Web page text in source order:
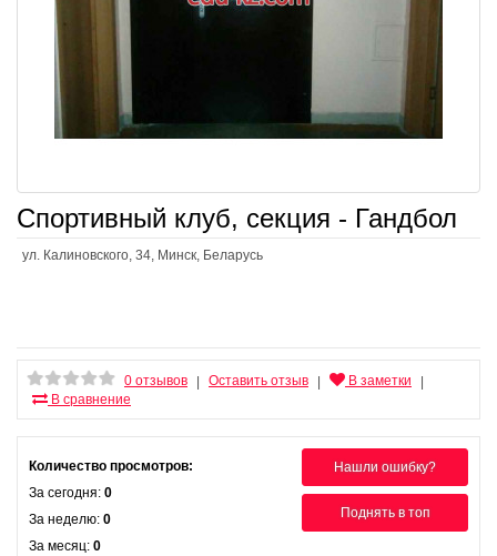
Спортивный клуб, секция - Гандбол
ул. Калиновского, 34, Минск, Беларусь
0 отзывов Оставить отзыв В заметки
В сравнение
Нашли ошибку?
Поднять в топ
Количество просмотров:
За сегодня: 0
За неделю: 0
За месяц: 0